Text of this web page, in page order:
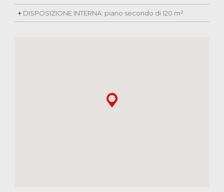
DISPOSIZIONE INTERNA: piano secondo di 120 m²